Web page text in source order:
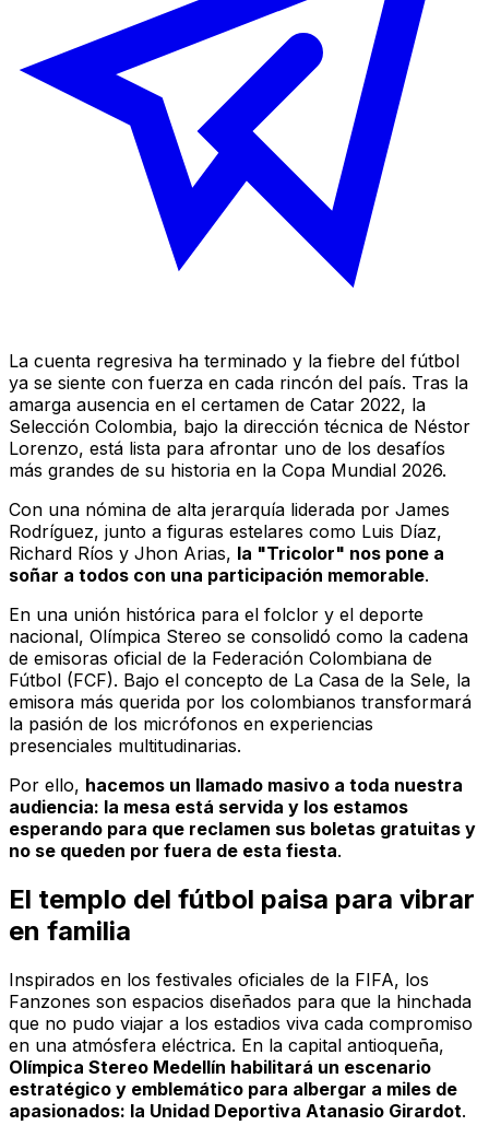
La cuenta regresiva ha terminado y la fiebre del fútbol
ya se siente con fuerza en cada rincón del país. Tras la
amarga ausencia en el certamen de Catar 2022, la
Selección Colombia, bajo la dirección técnica de Néstor
Lorenzo, está lista para afrontar uno de los desafíos
más grandes de su historia en la Copa Mundial 2026.
Con una nómina de alta jerarquía liderada por James
Rodríguez, junto a figuras estelares como Luis Díaz,
Richard Ríos y Jhon Arias, la "Tricolor" nos pone a
soñar a todos con una participación memorable.
En una unión histórica para el folclor y el deporte
nacional, Olímpica Stereo se consolidó como la cadena
de emisoras oficial de la Federación Colombiana de
Fútbol (FCF). Bajo el concepto de La Casa de la Sele, la
emisora más querida por los colombianos transformará
la pasión de los micrófonos en experiencias
presenciales multitudinarias.
Por ello, hacemos un llamado masivo a toda nuestra
audiencia: la mesa está servida y los estamos
esperando para que reclamen sus boletas gratuitas y
no se queden por fuera de esta fiesta.
El templo del fútbol paisa para vibrar
en familia
Inspirados en los festivales oficiales de la FIFA, los
Fanzones son espacios diseñados para que la hinchada
que no pudo viajar a los estadios viva cada compromiso
en una atmósfera eléctrica. En la capital antioqueña,
Olímpica Stereo Medellín habilitará un escenario
estratégico y emblemático para albergar a miles de
apasionados: la Unidad Deportiva Atanasio Girardot.